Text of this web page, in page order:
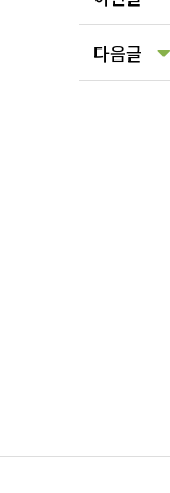
다음글